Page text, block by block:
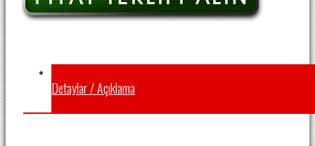
Detaylar / Açıklama